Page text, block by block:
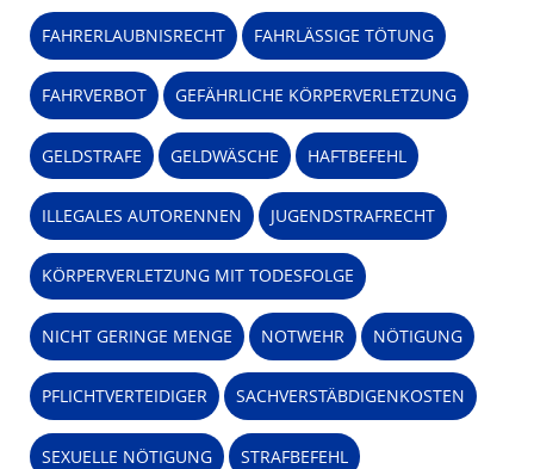
FAHRERLAUBNISRECHT FAHRLÄSSIGE TÖTUNG
FAHRVERBOT GEFÄHRLICHE KÖRPERVERLETZUNG
GELDSTRAFE GELDWÄSCHE HAFTBEFEHL
ILLEGALES AUTORENNEN JUGENDSTRAFRECHT
KÖRPERVERLETZUNG MIT TODESFOLGE
NICHT GERINGE MENGE NOTWEHR NÖTIGUNG
PFLICHTVERTEIDIGER SACHVERSTÄBDIGENKOSTEN
SEXUELLE NÖTIGUNG STRAFBEFEHL